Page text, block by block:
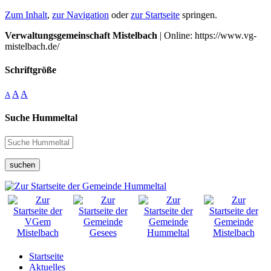
Zum Inhalt, zur Navigation oderzur Startseite springen.
Verwaltungsgemeinschaft Mistelbach | Online: https://www.vg-
mistelbach.de/
Schriftgröße
A A A
Suche Hummeltal
suchen
Startseite
Aktuelles